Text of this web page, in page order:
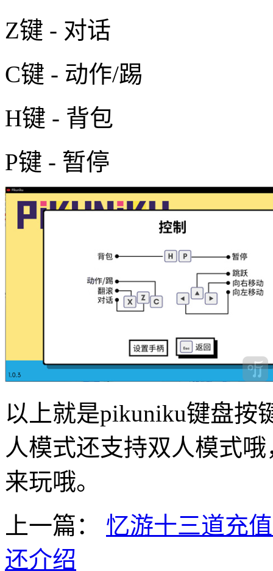
Z键 - 对话
C键 - 动作/踢
H键 - 背包
P键 - 暂停
以上就是pikuniku键盘按
人模式还支持双人模式
来玩哦。
上一篇：
忆游十三道充
还介绍